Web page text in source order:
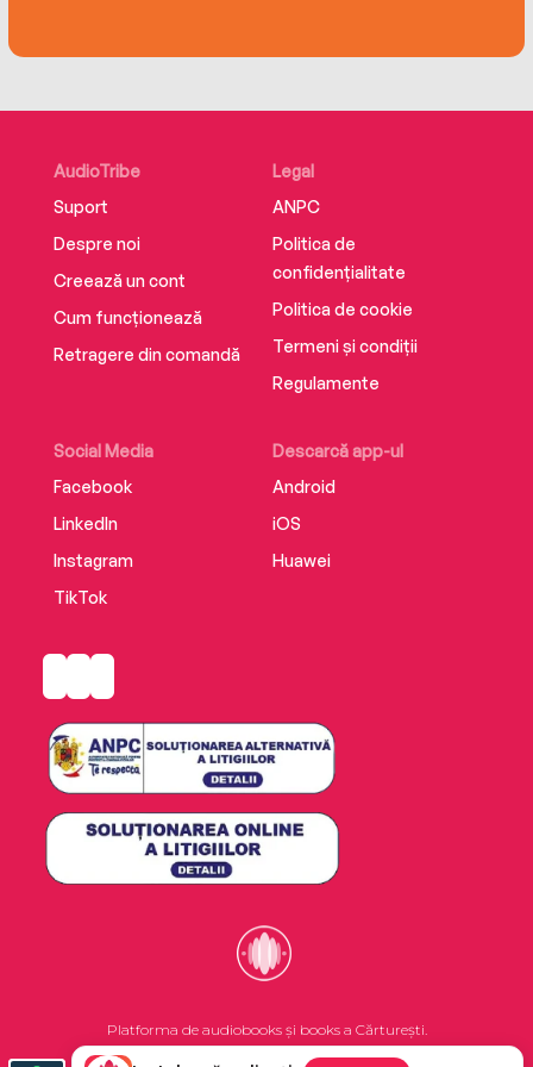
AudioTribe
Suport
Despre noi
Creează un cont
Cum funcționează
Retragere din comandă
Social Media
Facebook
LinkedIn
Instagram
TikTok
Descarcă app-ul
Android
iOS
Huawei
Legal
ANPC
Politica de
confidențialitate
Politica de cookie
Termeni și condiții
Regulamente
Platforma de audiobooks și books a Cărturești.